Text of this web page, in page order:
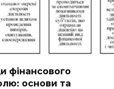
фінансового
основи та